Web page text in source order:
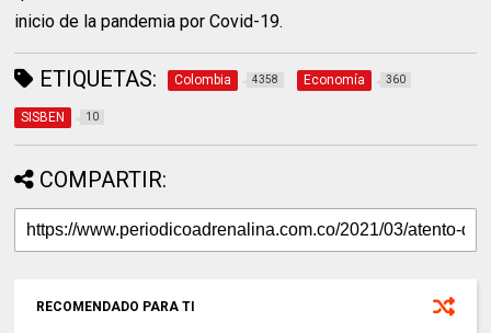
inicio de la pandemia por Covid-19.
ETIQUETAS: Colombia 4358 Economía 360
SISBEN 10
COMPARTIR:
RECOMENDADO PARA TI